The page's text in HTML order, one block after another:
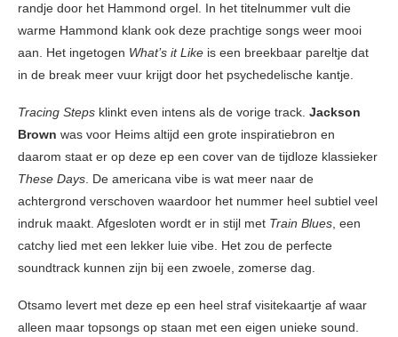
randje door het Hammond orgel. In het titelnummer vult die
warme Hammond klank ook deze prachtige songs weer mooi
aan. Het ingetogen What’s it Like is een breekbaar pareltje dat
in de break meer vuur krijgt door het psychedelische kantje.
Tracing Steps klinkt even intens als de vorige track. Jackson
Brown was voor Heims altijd een grote inspiratiebron en
daarom staat er op deze ep een cover van de tijdloze klassieker
These Days. De americana vibe is wat meer naar de
achtergrond verschoven waardoor het nummer heel subtiel veel
indruk maakt. Afgesloten wordt er in stijl met Train Blues, een
catchy lied met een lekker luie vibe. Het zou de perfecte
soundtrack kunnen zijn bij een zwoele, zomerse dag.
Otsamo levert met deze ep een heel straf visitekaartje af waar
alleen maar topsongs op staan met een eigen unieke sound.